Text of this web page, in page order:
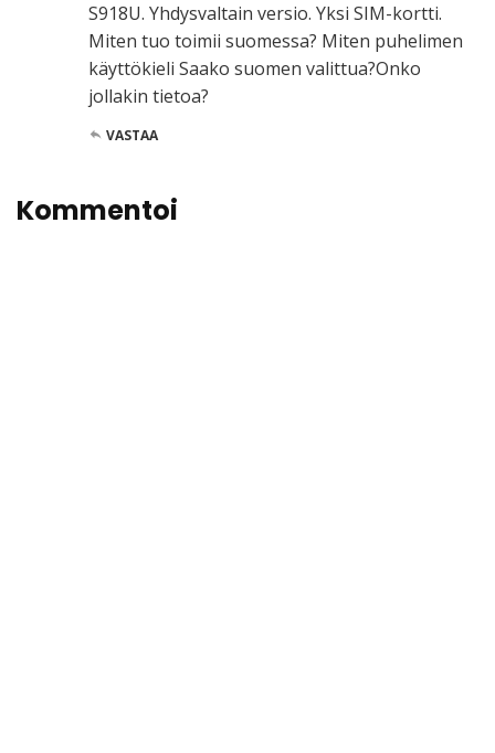
S918U. Yhdysvaltain versio. Yksi SIM-kortti.
Miten tuo toimii suomessa? Miten puhelimen
käyttökieli Saako suomen valittua?Onko
jollakin tietoa?
VASTAA
Kommentoi